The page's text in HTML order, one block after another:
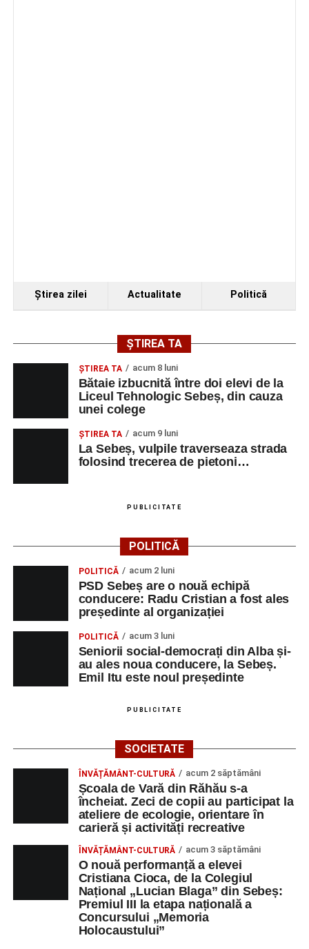
Ştirea zilei Actualitate Politică
ȘTIREA TA
ŞTIREA TA acum 8 luni
Bătaie izbucnită între doi elevi de la
Liceul Tehnologic Sebeș, din cauza
unei colege
ŞTIREA TA acum 9 luni
La Sebeș, vulpile traverseaza strada
folosind trecerea de pietoni…
PUBLICITATE
POLITICĂ
POLITICĂ acum 2 luni
PSD Sebeș are o nouă echipă
conducere: Radu Cristian a fost ales
președinte al organizației
POLITICĂ acum 3 luni
Seniorii social-democrați din Alba și-
au ales noua conducere, la Sebeș.
Emil Itu este noul președinte
PUBLICITATE
SOCIETATE
ÎNVĂȚĂMÂNT-CULTURĂ acum 2 săptămâni
Școala de Vară din Răhău s-a
încheiat. Zeci de copii au participat la
ateliere de ecologie, orientare în
carieră și activități recreative
ÎNVĂȚĂMÂNT-CULTURĂ acum 3 săptămâni
O nouă performanță a elevei
Cristiana Cioca, de la Colegiul
Național „Lucian Blaga” din Sebeș:
Premiul III la etapa națională a
Concursului „Memoria
Holocaustului”